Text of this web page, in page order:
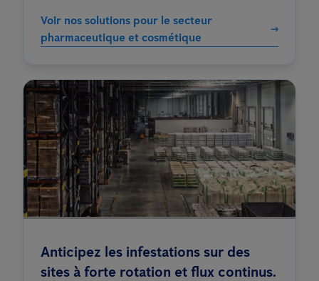
Voir nos solutions pour le secteur
pharmaceutique et cosmétique
Anticipez les infestations sur des
sites à forte rotation et flux continus.